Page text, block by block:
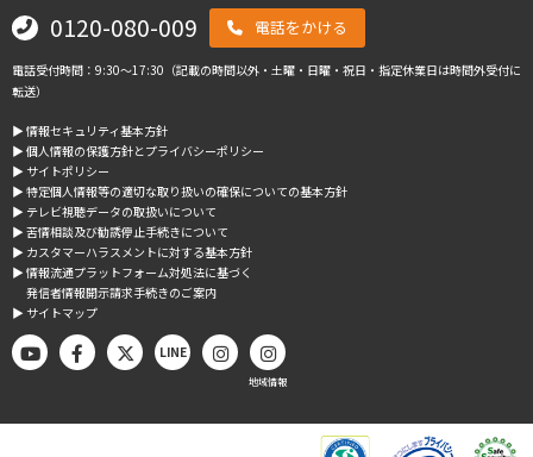
0120-080-009 電話をかける
電話受付時間：9:30～17:30（記載の時間以外・土曜・日曜・祝日・指定休業日は時間外受付に
転送）
▶︎ 情報セキュリティ基本方針
▶︎ 個人情報の保護方針とプライバシーポリシー
▶︎ サイトポリシー
▶︎ 特定個人情報等の適切な取り扱いの確保についての基本方針
▶︎ テレビ視聴データの取扱いについて
▶︎ 苦情相談及び勧誘停止手続きについて
▶︎ カスタマーハラスメントに対する基本方針
▶︎ 情報流通プラットフォーム対処法に基づく
発信者情報開示請求手続きのご案内
▶︎ サイトマップ
LINE
地域情報